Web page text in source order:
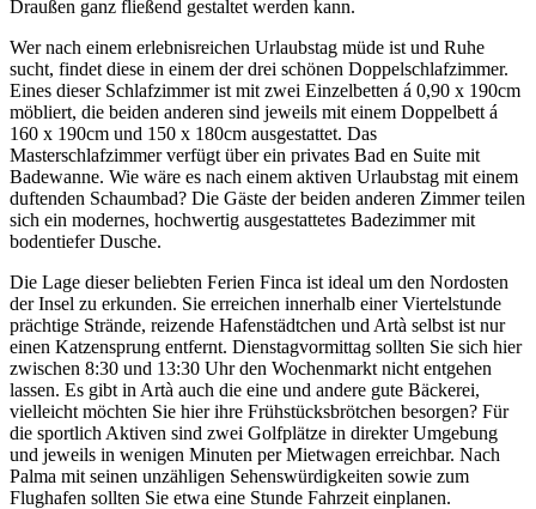
Draußen ganz fließend gestaltet werden kann.
Wer nach einem erlebnisreichen Urlaubstag müde ist und Ruhe
sucht, findet diese in einem der drei schönen Doppelschlafzimmer.
Eines dieser Schlafzimmer ist mit zwei Einzelbetten á 0,90 x 190cm
möbliert, die beiden anderen sind jeweils mit einem Doppelbett á
160 x 190cm und 150 x 180cm ausgestattet. Das
Masterschlafzimmer verfügt über ein privates Bad en Suite mit
Badewanne. Wie wäre es nach einem aktiven Urlaubstag mit einem
duftenden Schaumbad? Die Gäste der beiden anderen Zimmer teilen
sich ein modernes, hochwertig ausgestattetes Badezimmer mit
bodentiefer Dusche.
Die Lage dieser beliebten Ferien Finca ist ideal um den Nordosten
der Insel zu erkunden. Sie erreichen innerhalb einer Viertelstunde
prächtige Strände, reizende Hafenstädtchen und Artà selbst ist nur
einen Katzensprung entfernt. Dienstagvormittag sollten Sie sich hier
zwischen 8:30 und 13:30 Uhr den Wochenmarkt nicht entgehen
lassen. Es gibt in Artà auch die eine und andere gute Bäckerei,
vielleicht möchten Sie hier ihre Frühstücksbrötchen besorgen? Für
die sportlich Aktiven sind zwei Golfplätze in direkter Umgebung
und jeweils in wenigen Minuten per Mietwagen erreichbar. Nach
Palma mit seinen unzähligen Sehenswürdigkeiten sowie zum
Flughafen sollten Sie etwa eine Stunde Fahrzeit einplanen.